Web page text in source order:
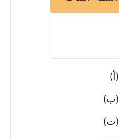
(ب)
(ت)